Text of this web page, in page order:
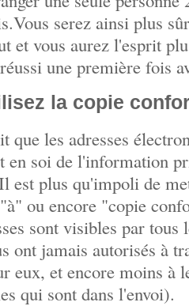
serez ainsi plus
et vous aurez l'esprit
une première fois
la copie
que les adresses
en soi de l'information
est plus qu'impoli de
ou encore "copie
sont visibles par tous
ont jamais autorisés à
eux, et encore moins à
qui sont dans l'envoi).